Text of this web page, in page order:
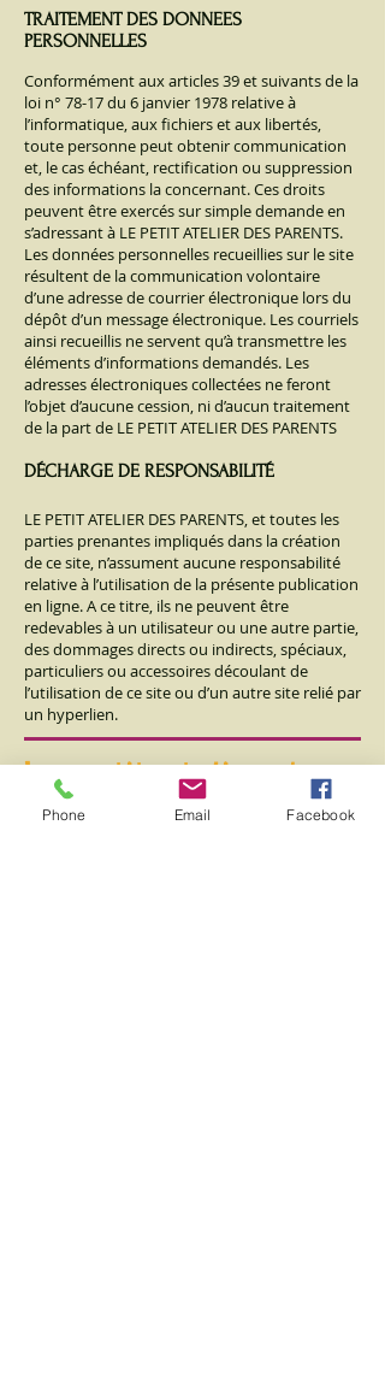
TRAITEMENT DES DONNEES
PERSONNELLES
Conformément aux articles 39 et suivants de la
loi n° 78-17 du 6 janvier 1978 relative à
l’informatique, aux fichiers et aux libertés,
toute personne peut obtenir communication
et, le cas échéant, rectification ou suppression
des informations la concernant. Ces droits
peuvent être exercés sur simple demande en
s’adressant à LE PETIT ATELIER DES PARENTS.
Les données personnelles recueillies sur le site
résultent de la communication volontaire
d’une adresse de courrier électronique lors du
dépôt d’un message électronique. Les courriels
ainsi recueillis ne servent qu’à transmettre les
éléments d’informations demandés. Les
adresses électroniques collectées ne feront
l’objet d’aucune cession, ni d’aucun traitement
de la part de LE PETIT ATELIER DES PARENTS
DÉCHARGE DE RESPONSABILITÉ
LE PETIT ATELIER DES PARENTS, et toutes les
parties prenantes impliqués dans la création
de ce site, n’assument aucune responsabilité
relative à l’utilisation de la présente publication
en ligne. A ce titre, ils ne peuvent être
redevables à un utilisateur ou une autre partie,
des dommages directs ou indirects, spéciaux,
particuliers ou accessoires découlant de
l’utilisation de ce site ou d’un autre site relié par
un hyperlien.
Le petit atelier des
parents
Phone Email Facebook